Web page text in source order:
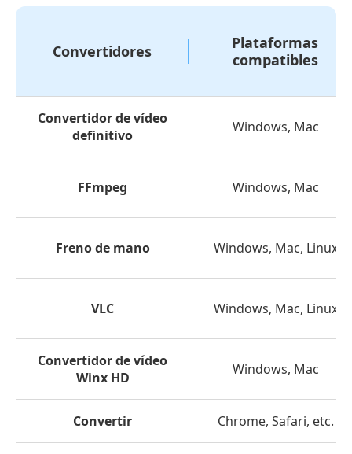
Convertidores
Plataformas
compatibles
Convertidor de vídeo
definitivo
Windows, Mac
FFmpeg Windows, Mac
Freno de mano Windows, Mac, Linux
VLC Windows, Mac, Linux
Convertidor de vídeo
Winx HD
Windows, Mac
Convertir Chrome, Safari, etc.